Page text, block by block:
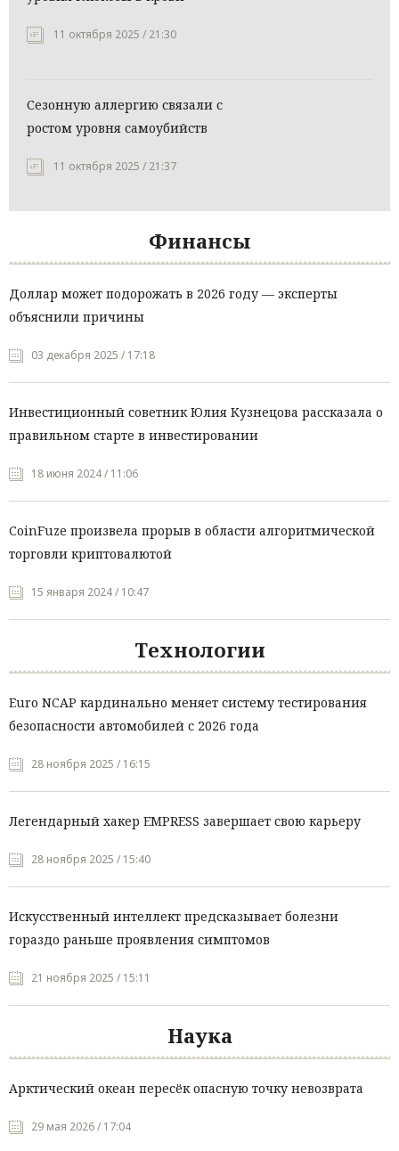
11 октября 2025 / 21:30
Сезонную аллергию связали с
ростом уровня самоубийств
11 октября 2025 / 21:37
Финансы
Доллар может подорожать в 2026 году — эксперты
объяснили причины
03 декабря 2025 / 17:18
Инвестиционный советник Юлия Кузнецова рассказала о
правильном старте в инвестировании
18 июня 2024 / 11:06
CoinFuze произвела прорыв в области алгоритмической
торговли криптовалютой
15 января 2024 / 10:47
Технологии
Euro NCAP кардинально меняет систему тестирования
безопасности автомобилей с 2026 года
28 ноября 2025 / 16:15
Легендарный хакер EMPRESS завершает свою карьеру
28 ноября 2025 / 15:40
Искусственный интеллект предсказывает болезни
гораздо раньше проявления симптомов
21 ноября 2025 / 15:11
Наука
Арктический океан пересёк опасную точку невозврата
29 мая 2026 / 17:04